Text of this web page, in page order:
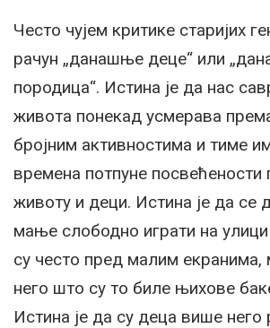
Често чујем критике старијих
рачун „данашње деце“ или
породица“. Истина је да нас
живота понекад усмерава
бројним активностима и тиме
времена потпуне
животу и деци. Истина је да се
мање слободно играти на
су често пред малим екранима,
него што су то биле њихове
Истина је да су деца више него